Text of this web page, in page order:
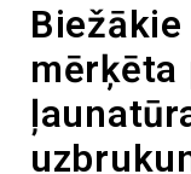
mērķēta